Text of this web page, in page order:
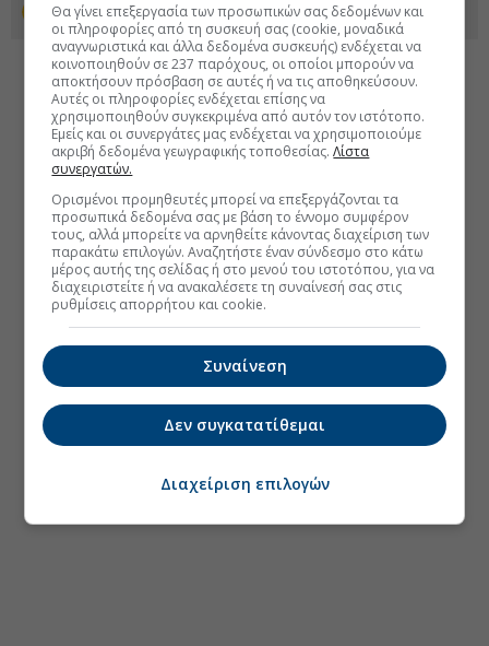
Προσθέστε το euro2day.gr στο Discover
Θα γίνει επεξεργασία των προσωπικών σας δεδομένων και
οι πληροφορίες από τη συσκευή σας (cookie, μοναδικά
αναγνωριστικά και άλλα δεδομένα συσκευής) ενδέχεται να
κοινοποιηθούν σε 237 παρόχους, οι οποίοι μπορούν να
αποκτήσουν πρόσβαση σε αυτές ή να τις αποθηκεύσουν.
Αυτές οι πληροφορίες ενδέχεται επίσης να
χρησιμοποιηθούν συγκεκριμένα από αυτόν τον ιστότοπο.
Εμείς και οι συνεργάτες μας ενδέχεται να χρησιμοποιούμε
ακριβή δεδομένα γεωγραφικής τοποθεσίας.Λίστα
συνεργατών.
Ορισμένοι προμηθευτές μπορεί να επεξεργάζονται τα
προσωπικά δεδομένα σας με βάση το έννομο συμφέρον
τους, αλλά μπορείτε να αρνηθείτε κάνοντας διαχείριση των
παρακάτω επιλογών. Αναζητήστε έναν σύνδεσμο στο κάτω
μέρος αυτής της σελίδας ή στο μενού του ιστοτόπου, για να
διαχειριστείτε ή να ανακαλέσετε τη συναίνεσή σας στις
ρυθμίσεις απορρήτου και cookie.
Συναίνεση
Δεν συγκατατίθεμαι
Διαχείριση επιλογών